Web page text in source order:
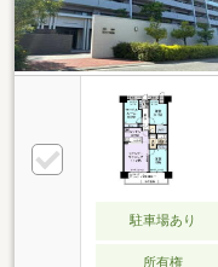
駐車場あり
所有権